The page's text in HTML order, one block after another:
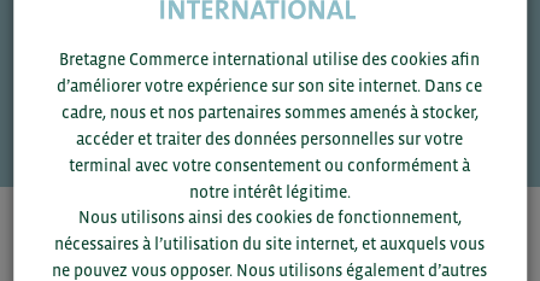
Une question ?
VOS CONTACTS
Pour voir les contacts, merci de renseigner votre
département et votre secteur ou connectez-vous.
Bretagne Commerce international utilise des cookies afin
d’améliorer votre expérience sur son site internet. Dans ce
cadre, nous et nos partenaires sommes amenés à stocker,
accéder et traiter des données personnelles sur votre
terminal avec votre consentement ou conformément à
notre intérêt légitime.
Nous utilisons ainsi des cookies de fonctionnement,
nécessaires à l’utilisation du site internet, et auxquels vous
ne pouvez vous opposer. Nous utilisons également d’autres